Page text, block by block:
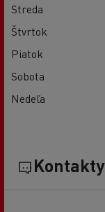
Streda
Štvrtok
Piatok
Sobota
Nedeľa
Kontakty